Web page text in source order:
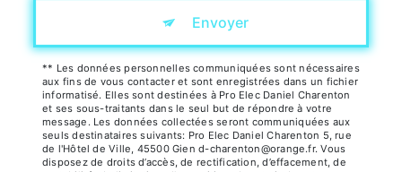
Envoyer
** Les données personnelles communiquées sont nécessaires
aux fins de vous contacter et sont enregistrées dans un fichier
informatisé. Elles sont destinées à Pro Elec Daniel Charenton
et ses sous-traitants dans le seul but de répondre à votre
message. Les données collectées seront communiquées aux
seuls destinataires suivants: Pro Elec Daniel Charenton 5, rue
de l'Hôtel de Ville, 45500 Gien d-charenton@orange.fr. Vous
disposez de droits d’accès, de rectification, d’effacement, de